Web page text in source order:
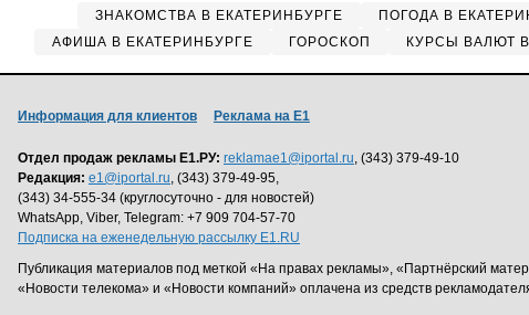
ЗНАКОМСТВА В ЕКАТЕРИНБУРГЕ ПОГОДА В
АФИША В ЕКАТЕРИНБУРГЕ
ГОРОСКОП КУРСЫ ВАЛЮТ
Информация для клиентов Реклама на Е1
Отдел продаж рекламы Е1.РУ: reklamae1@iportal.ru, (343) 379-49-10
Редакция: e1@iportal.ru, (343) 379-49-95,
(343) 34-555-34 (круглосуточно - для новостей)
WhatsApp, Viber, Telegram: +7 909 704-57-70
Подписка на еженедельную рассылку E1.RU
Публикация материалов под меткой «На правах рекламы», «Партнёрский
«Новости телекома» и «Новости компаний» оплачена из средств